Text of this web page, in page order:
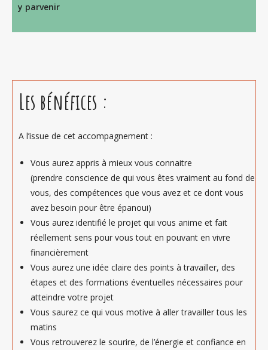
y parvenir
Les bénéfices :
A l’issue de cet accompagnement :
Vous aurez appris à mieux vous connaitre
(prendre conscience de qui vous êtes vraiment au fond de
vous, des compétences que vous avez et ce dont vous
avez besoin pour être épanoui)
Vous aurez identifié le projet qui vous anime et fait
réellement sens pour vous tout en pouvant en vivre
financièrement
Vous aurez une idée claire des points à travailler, des
étapes et des formations éventuelles nécessaires pour
atteindre votre projet
Vous saurez ce qui vous motive à aller travailler tous les
matins
Vous retrouverez le sourire, de l’énergie et confiance en